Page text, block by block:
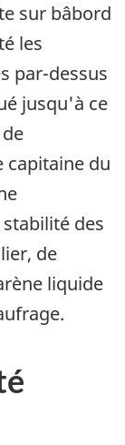
sur bâbord
les
par-dessus
jusqu'à ce
capitaine du
des
de
liquide